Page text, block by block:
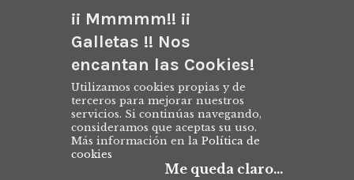
¡¡ Mmmmm!! ¡¡
Galletas !! Nos
encantan las Cookies!
Utilizamos cookies propias y de
terceros para mejorar nuestros
servicios. Si continúas navegando,
consideramos que aceptas su uso.
Más información en la Política de
cookies
Me queda claro...